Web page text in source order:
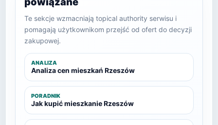
Te sekcje wzmacniają topical authority serwisu i
pomagają użytkownikom przejść od ofert do decyzji
zakupowej.
ANALIZA
Analiza cen mieszkań Rzeszów
PORADNIK
Jak kupić mieszkanie Rzeszów